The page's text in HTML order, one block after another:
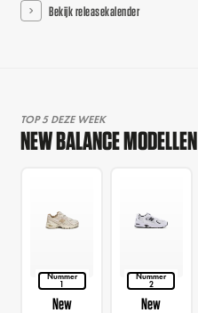
Bekijk releasekalender
TOP 5 DEZE WEEK
NEW BALANCE MODELLEN
Nummer
1
New
Nummer
2
New